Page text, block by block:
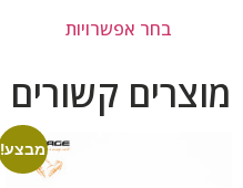
בחר אפשרויות
מוצרים קשורים
מבצע!